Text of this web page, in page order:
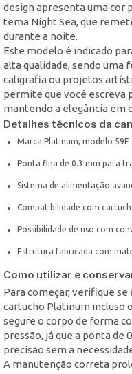
design apresenta uma cor
tema Night Sea, que
durante a noite.
Este modelo é indicado
alta qualidade, sendo uma
caligrafia ou projetos
permite que você escreva
mantendo a elegância em
Detalhes técnicos da
Marca Platinum, modelo 59F.
Ponta fina de 0.3 mm para
Sistema de alimentação
Compatibilidade com
Possibilidade de uso com
Estrutura fabricada com
Como utilizar e
Para começar, verifique se
cartucho Platinum incluso
segure o corpo de forma
pressão, já que a ponta
precisão sem a
A manutenção correta